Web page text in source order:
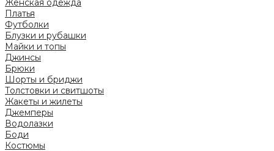
Платья
Футболки
Блузки и рубашки
Майки и топы
Джинсы
Брюки
Шорты и бриджи
Толстовки и свитшоты
Жакеты и жилеты
Джемперы
Водолазки
Боди
Костюмы